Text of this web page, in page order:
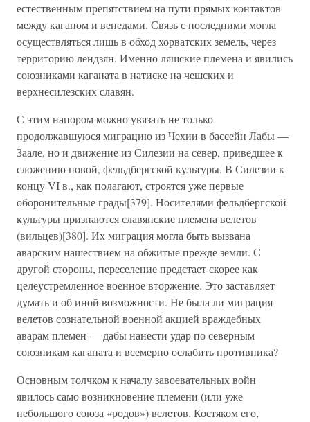
естественным препятствием на пути прямых контактов
между каганом и венедами. Связь с последними могла
осуществляться лишь в обход хорватских земель, через
территорию лендзян. Именно ляшские племена и явились
союзниками каганата в натиске на чешских и
верхнесилезских славян.
С этим напором можно увязать не только
продолжавшуюся миграцию из Чехии в бассейн Лабы —
Заале, но и движение из Силезии на север, приведшее к
сложению новой, фельдбергской культуры. В Силезии к
концу VI в., как полагают, строятся уже первые
оборонительные грады[379]. Носителями фельдбергской
культуры признаются славянские племена велетов
(вильцев)[380]. Их миграция могла быть вызвана
аварским нашествием на обжитые прежде земли. С
другой стороны, переселение предстает скорее как
целеустремленное военное вторжение. Это заставляет
думать и об иной возможности. Не была ли миграция
велетов сознательной военной акцией враждебных
аварам племен — дабы нанести удар по северным
союзникам каганата и всемерно ослабить противника?
Основным толчком к началу завоевательных войн
явилось само возникновение племени (или уже
небольшого союза «родов») велетов. Костяком его,